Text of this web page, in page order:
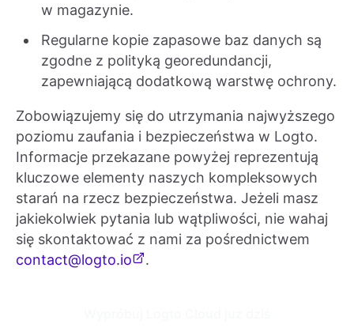
w magazynie.
Regularne kopie zapasowe baz danych są
zgodne z polityką georedundancji,
zapewniającą dodatkową warstwę ochrony.
Zobowiązujemy się do utrzymania najwyższego
poziomu zaufania i bezpieczeństwa w Logto.
Informacje przekazane powyżej reprezentują
kluczowe elementy naszych kompleksowych
starań na rzecz bezpieczeństwa. Jeżeli masz
jakiekolwiek pytania lub wątpliwości, nie wahaj
się skontaktować z nami za pośrednictwem
contact@logto.io
.